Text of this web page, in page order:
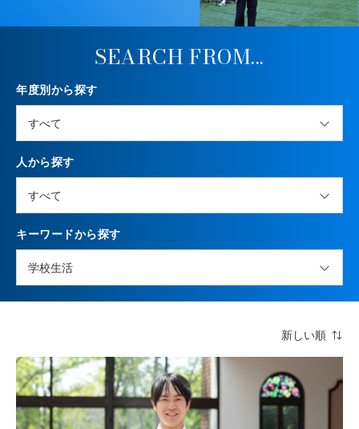
SEARCH FROM...
年度別から探す
人から探す
キーワードから探す